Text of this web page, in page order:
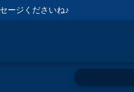
ージくださいね♪